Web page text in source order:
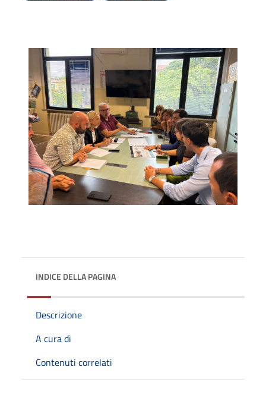
INDICE DELLA PAGINA
Descrizione
A cura di
Contenuti correlati